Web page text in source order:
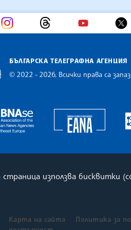
БЪЛГАРСКА ТЕЛЕГРАФНА АГЕНЦИЯ
© 2022 - 2026, Всички права са
The Assocoation of the
Карта на сайта
Политика за
използва бисквитки